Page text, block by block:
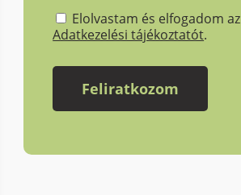
Elolvastam és elfogadom az
Adatkezelési tájékoztatót.